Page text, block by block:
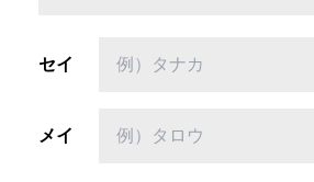
セイ
メイ